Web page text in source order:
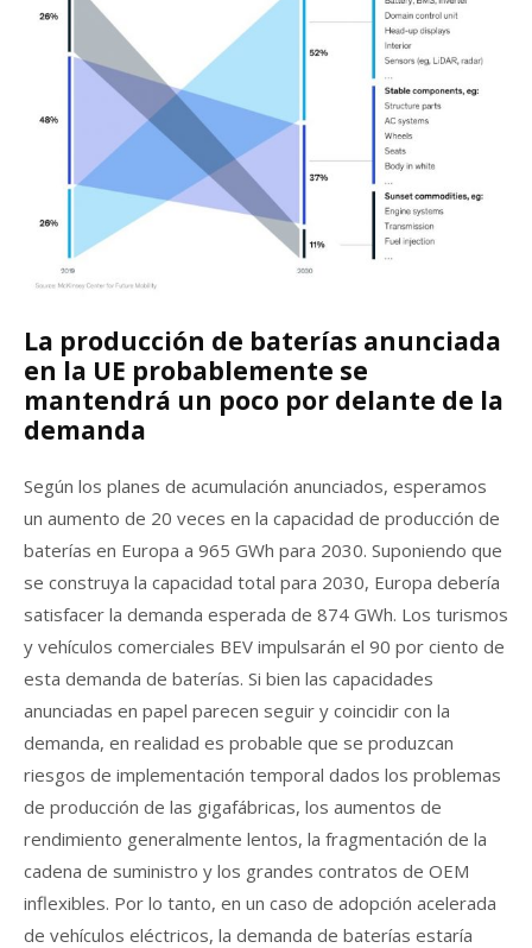
La producción de baterías anunciada
en la UE probablemente se
mantendrá un poco por delante de la
demanda
Según los planes de acumulación anunciados, esperamos
un aumento de 20 veces en la capacidad de producción de
baterías en Europa a 965 GWh para 2030. Suponiendo que
se construya la capacidad total para 2030, Europa debería
satisfacer la demanda esperada de 874 GWh. Los turismos
y vehículos comerciales BEV impulsarán el 90 por ciento de
esta demanda de baterías. Si bien las capacidades
anunciadas en papel parecen seguir y coincidir con la
demanda, en realidad es probable que se produzcan
riesgos de implementación temporal dados los problemas
de producción de las gigafábricas, los aumentos de
rendimiento generalmente lentos, la fragmentación de la
cadena de suministro y los grandes contratos de OEM
inflexibles. Por lo tanto, en un caso de adopción acelerada
de vehículos eléctricos, la demanda de baterías estaría